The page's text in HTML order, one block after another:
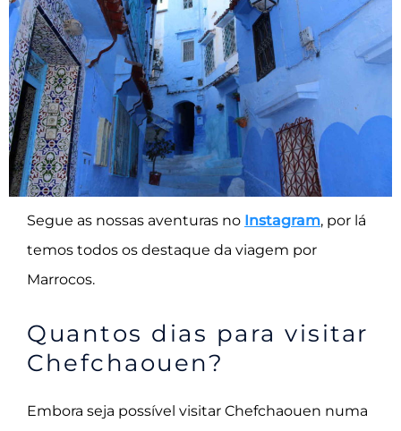
Segue as nossas aventuras no Instagram, por lá
temos todos os destaque da viagem por
Marrocos.
Quantos dias para visitar
Chefchaouen?
Embora seja possível visitar Chefchaouen numa